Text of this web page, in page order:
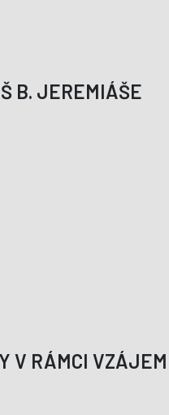
B. JEREMIÁŠE
V RÁMCI